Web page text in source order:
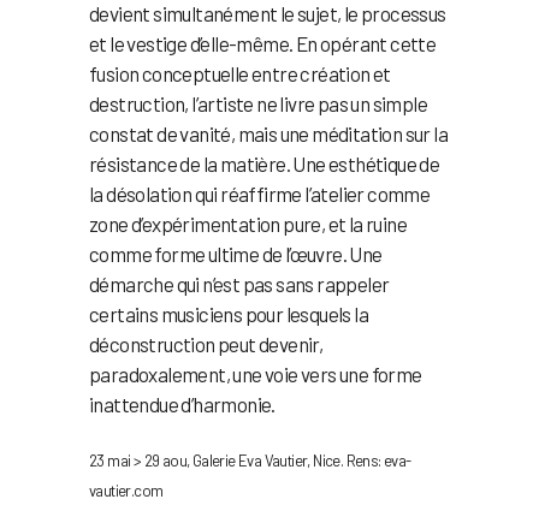
devient simultanément le sujet, le processus
et le vestige d’elle-même. En opérant cette
fusion conceptuelle entre création et
destruction, l’artiste ne livre pas un simple
constat de vanité, mais une méditation sur la
résistance de la matière. Une esthétique de
la désolation qui réaffirme l’atelier comme
zone d’expérimentation pure, et la ruine
comme forme ultime de l’œuvre. Une
démarche qui n’est pas sans rappeler
certains musiciens pour lesquels la
déconstruction peut devenir,
paradoxalement, une voie vers une forme
inattendue d’harmonie.
23 mai > 29 aou, Galerie Eva Vautier, Nice. Rens: eva-
vautier.com